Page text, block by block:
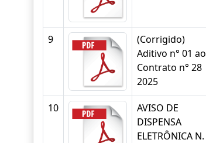
9
(Corrigido)
Aditivo n° 01 ao
Contrato n° 28
2025
10
AVISO DE
DISPENSA
ELETRÔNICA N.